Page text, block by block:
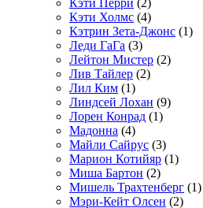
Кэти Перри (2)
Кэти Холмс (4)
Кэтрин Зета-Джонс (1)
Леди ГаГа (3)
Лейтон Мистер (2)
Лив Тайлер (2)
Лил Ким (1)
Линдсей Лохан (9)
Лорен Конрад (1)
Мадонна (4)
Майли Сайрус (3)
Марион Котийяр (1)
Миша Бартон (2)
Мишель Трахтенберг (1)
Мэри-Кейт Олсен (2)